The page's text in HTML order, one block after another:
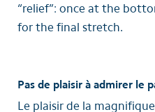
“relief”: once at the
for the final stretch.
Pas de plaisir à admirer le
Le plaisir de la